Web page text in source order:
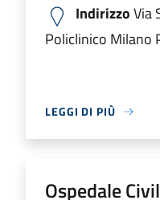
IndirizzoVia
Policlinico Milano
LEGGI DI PIÙ
Ospedale